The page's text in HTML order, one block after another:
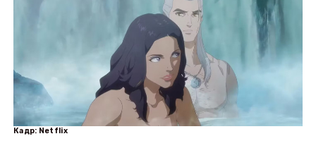
Кадр: Netflix